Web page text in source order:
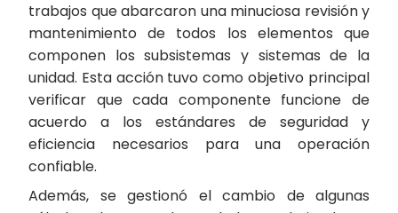
trabajos que abarcaron una minuciosa revisión y
mantenimiento de todos los elementos que
componen los subsistemas y sistemas de la
unidad. Esta acción tuvo como objetivo principal
verificar que cada componente funcione de
acuerdo a los estándares de seguridad y
eficiencia necesarios para una operación
confiable.
Además, se gestionó el cambio de algunas